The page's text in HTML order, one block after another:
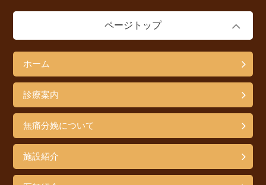
ページトップ
ホーム
診療案内
無痛分娩について
施設紹介